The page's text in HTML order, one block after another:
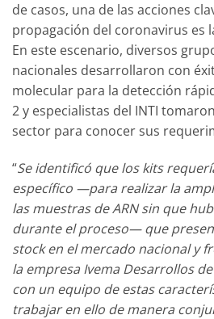
de casos, una de las acciones
propagación del coronavirus es
En este escenario, diversos
nacionales desarrollaron con
molecular para la detección
2 y especialistas del INTI
sector para conocer sus
“Se identificó que los kits
específico —para realizar la
las muestras de ARN sin que
durante el proceso— que
stock en el mercado nacional y
la empresa Ivema Desarrollos
con un equipo de estas
trabajar en ello de manera